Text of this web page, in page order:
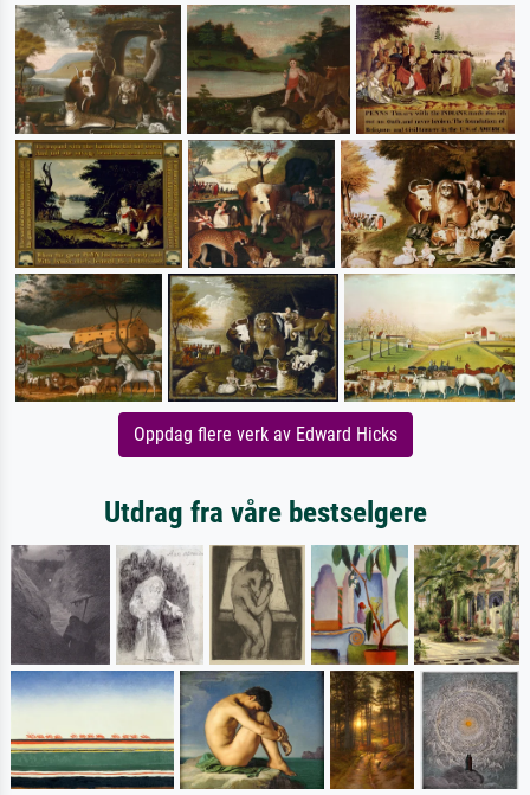
Oppdag flere verk av Edward Hicks
Utdrag fra våre bestselgere